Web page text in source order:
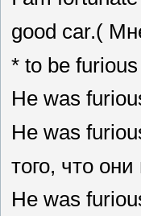
good car.(
* to be
He was
Не was
того, что
Не was